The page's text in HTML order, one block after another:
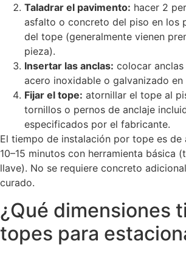
Taladrar el pavimento: hacer 2
asfalto o concreto del piso en los
del tope (generalmente vienen
pieza).
Insertar las anclas: colocar
acero inoxidable o galvanizado
Fijar el tope: atornillar el tope al
tornillos o pernos de anclaje
especificados por el fabricante.
El tiempo de instalación por tope es de
10–15 minutos con herramienta básica
llave). No se requiere concreto
curado.
¿Qué dimensiones
topes para